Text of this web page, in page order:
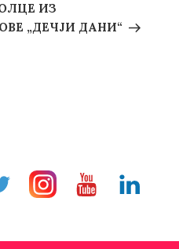
ИЗ
„ДЕЧЈИ ДАНИ“
InstragramYoutubeLinkedin